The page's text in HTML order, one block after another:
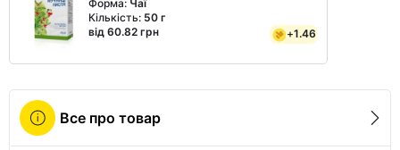
Форма: Чаї
Кількість: 50 г
від 60.82 грн
+1.46
Все про товар